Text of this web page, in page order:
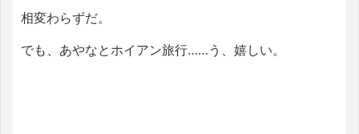
相変わらずだ。
でも、あやなとホイアン旅行……う、嬉しい。